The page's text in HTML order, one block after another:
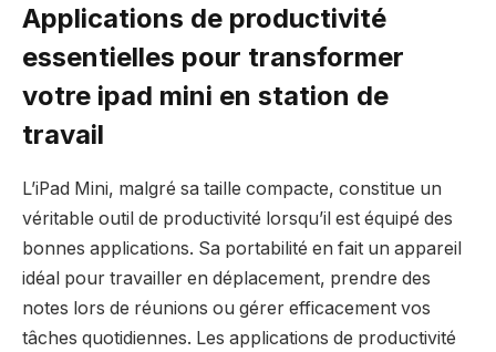
Applications de productivité
essentielles pour transformer
votre ipad mini en station de
travail
L’iPad Mini, malgré sa taille compacte, constitue un
véritable outil de productivité lorsqu’il est équipé des
bonnes applications. Sa portabilité en fait un appareil
idéal pour travailler en déplacement, prendre des
notes lors de réunions ou gérer efficacement vos
tâches quotidiennes. Les applications de productivité